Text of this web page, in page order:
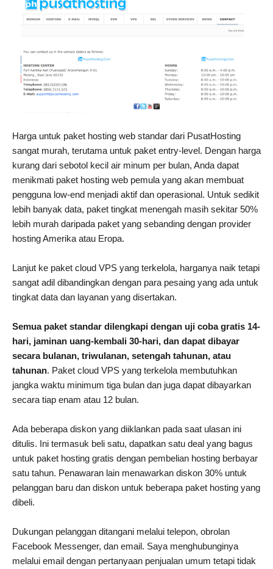
Harga untuk paket hosting web standar dari PusatHosting
sangat murah, terutama untuk paket entry-level. Dengan harga
kurang dari sebotol kecil air minum per bulan, Anda dapat
menikmati paket hosting web pemula yang akan membuat
pengguna low-end menjadi aktif dan operasional. Untuk sedikit
lebih banyak data, paket tingkat menengah masih sekitar 50%
lebih murah daripada paket yang sebanding dengan provider
hosting Amerika atau Eropa.
Lanjut ke paket cloud VPS yang terkelola, harganya naik tetapi
sangat adil dibandingkan dengan para pesaing yang ada untuk
tingkat data dan layanan yang disertakan.
Semua paket standar dilengkapi dengan uji coba gratis 14-
hari, jaminan uang-kembali 30-hari, dan dapat dibayar
secara bulanan, triwulanan, setengah tahunan, atau
tahunan. Paket cloud VPS yang terkelola membutuhkan
jangka waktu minimum tiga bulan dan juga dapat dibayarkan
secara tiap enam atau 12 bulan.
Ada beberapa diskon yang diiklankan pada saat ulasan ini
ditulis. Ini termasuk beli satu, dapatkan satu deal yang bagus
untuk paket hosting gratis dengan pembelian hosting berbayar
satu tahun. Penawaran lain menawarkan diskon 30% untuk
pelanggan baru dan diskon untuk beberapa paket hosting yang
dibeli.
Dukungan pelanggan ditangani melalui telepon, obrolan
Facebook Messenger, dan email. Saya menghubunginya
melalui email dengan pertanyaan penjualan umum tetapi tidak